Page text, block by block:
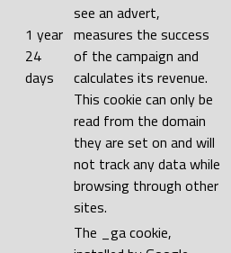
1 year
24
days
see an advert,
measures the success
of the campaign and
calculates its revenue.
This cookie can only be
read from the domain
they are set on and will
not track any data while
browsing through other
sites.
The _ga cookie,